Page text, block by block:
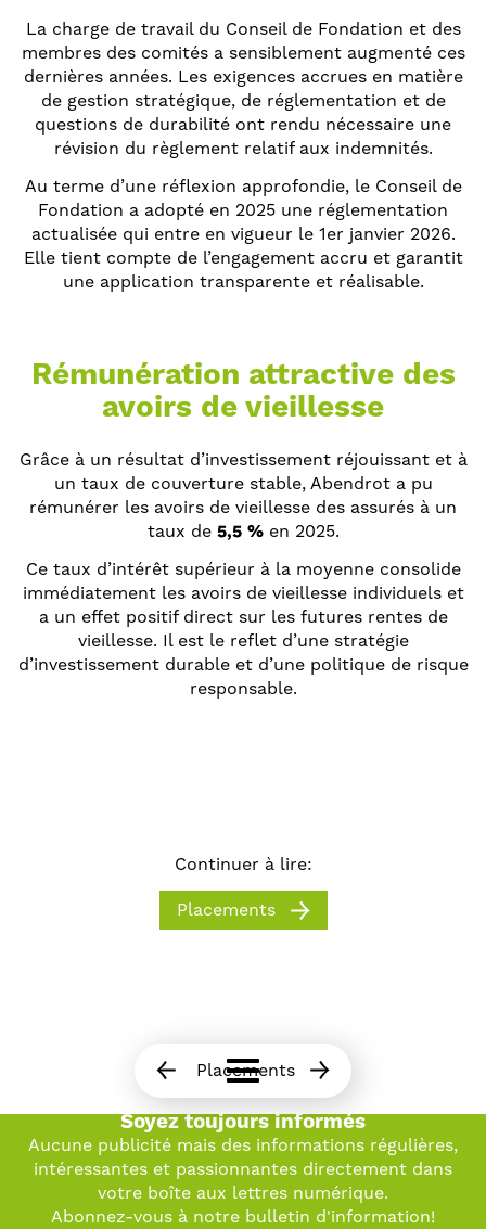
La charge de travail du Conseil de Fondation et des
membres des comités a sensiblement augmenté ces
dernières années. Les exigences accrues en matière
de gestion stratégique, de réglementation et de
questions de durabilité ont rendu nécessaire une
révision du règlement relatif aux indemnités.
Au terme d’une réflexion approfondie, le Conseil de
Fondation a adopté en 2025 une réglementation
actualisée qui entre en vigueur le 1er janvier 2026.
Elle tient compte de l’engagement accru et garantit
une application transparente et réalisable.
Rémunération attractive des
avoirs de vieillesse
Grâce à un résultat d’investissement réjouissant et à
un taux de couverture stable, Abendrot a pu
rémunérer les avoirs de vieillesse des assurés à un
taux de 5,5 %en 2025.
Ce taux d’intérêt supérieur à la moyenne consolide
immédiatement les avoirs de vieillesse individuels et
a un effet positif direct sur les futures rentes de
vieillesse. Il est le reflet d’une stratégie
d’investissement durable et d’une politique de risque
responsable.
Continuer à lire:
Placements
Placements
Soyez toujours informés
Aucune publicité mais des informations régulières,
intéressantes et passionnantes directement dans
votre boîte aux lettres numérique.
Abonnez-vous à notre bulletin d'information!